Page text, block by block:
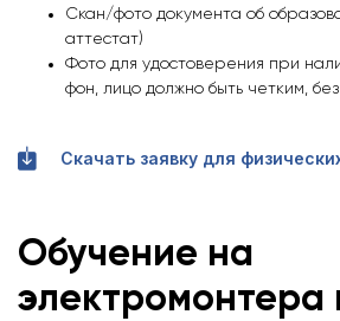
Скан/фото документа об
аттестат)
Фото для удостоверения при
фон, лицо должно быть четким,
Скачать заявку для
Обучение на
электромонтера